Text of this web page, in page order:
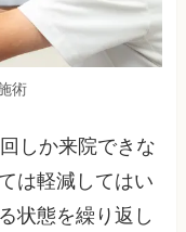
術
しか来院できな
は軽減してはい
状態を繰り返し